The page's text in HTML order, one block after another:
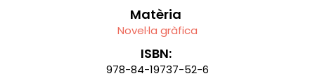
Matèria
Novel·la gràfica
ISBN:
978-84-19737-52-6